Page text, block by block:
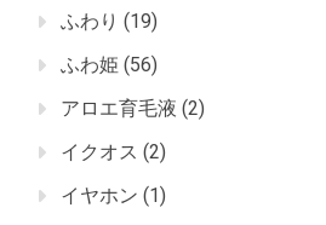
ふわり (19)
ふわ姫 (56)
アロエ育毛液 (2)
イクオス (2)
イヤホン (1)